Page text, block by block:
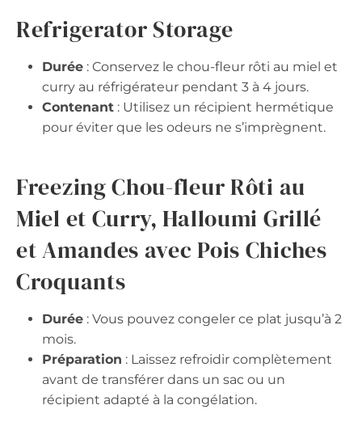
Refrigerator Storage
Durée : Conservez le chou-fleur rôti au miel et
curry au réfrigérateur pendant 3 à 4 jours.
Contenant : Utilisez un récipient hermétique
pour éviter que les odeurs ne s’imprègnent.
Freezing Chou-fleur Rôti au
Miel et Curry, Halloumi Grillé
et Amandes avec Pois Chiches
Croquants
Durée : Vous pouvez congeler ce plat jusqu’à 2
mois.
Préparation : Laissez refroidir complètement
avant de transférer dans un sac ou un
récipient adapté à la congélation.